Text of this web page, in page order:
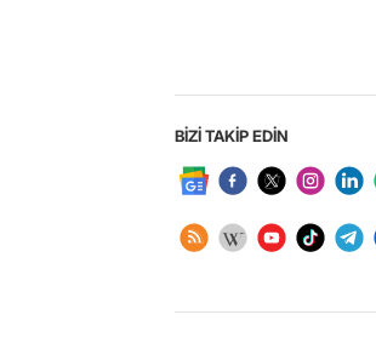
BİZİ TAKİP EDİN